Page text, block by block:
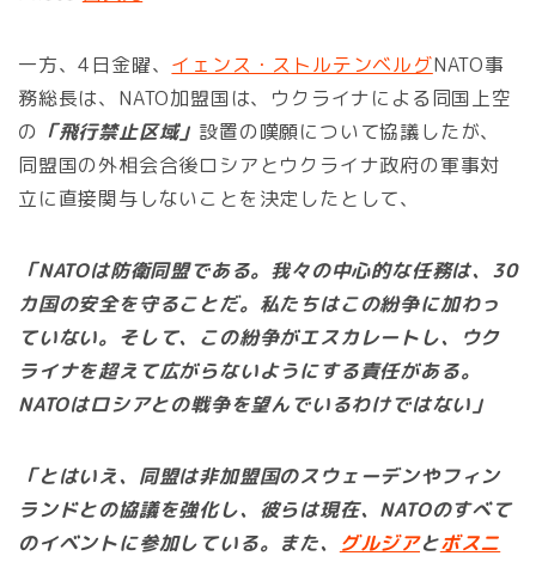
一方、4日金曜、 イェンス・ストルテンベルグNATO事
務総長は、NATO加盟国は、ウクライナによる同国上空
の 「飛行禁止区域」 設置の嘆願について協議したが、
同盟国の外相会合後ロシアとウクライナ政府の軍事対
立に直接関与しないことを決定したとして、
「NATOは防衛同盟である。我々の中心的な任務は、30
カ国の安全を守ることだ。私たちはこの紛争に加わっ
ていない。そして、この紛争がエスカレートし、ウク
ライナを超えて広がらないようにする責任がある。
NATOはロシアとの戦争を望んでいるわけではない」
「とはいえ、同盟は非加盟国のスウェーデンやフィン
ランドとの協議を強化し、彼らは現在、NATOのすべて
のイベントに参加している。また、 グルジアとボスニ